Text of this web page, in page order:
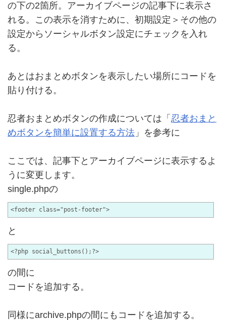
の下の2箇所。アーカイブページの記事下に表示さ
れる。この表示を消すために、初期設定＞その他の
設定からソーシャルボタン設定にチェックを入れ
る。
あとはおまとめボタンを表示したい場所にコードを
貼り付ける。
忍者おまとめボタンの作成については「 忍者おまと
めボタンを簡単に設置する方法 」を参考に
ここでは、記事下とアーカイブページに表示するよ
うに変更します。
single.phpの
と
の間に
コードを追加する。
同様にarchive.phpの間にもコードを追加する。